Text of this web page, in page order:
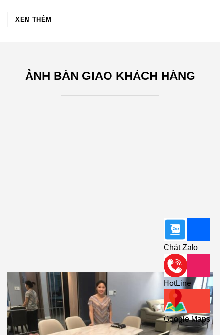
XEM THÊM
ẢNH BÀN GIAO KHÁCH HÀNG
Chát Zalo
HotLine
Google Maps